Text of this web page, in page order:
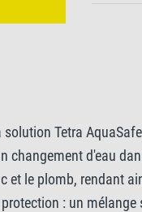
Tetra
d'eau
le plomb, rendant
: un